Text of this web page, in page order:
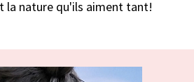
la nature qu'ils aiment tant!